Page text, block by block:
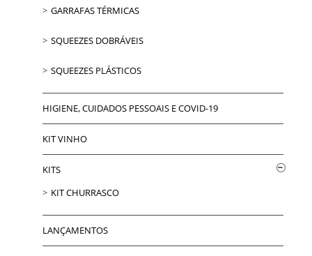
GARRAFAS TÉRMICAS
SQUEEZES DOBRÁVEIS
SQUEEZES PLÁSTICOS
HIGIENE, CUIDADOS PESSOAIS E COVID-19
KIT VINHO
KITS
KIT CHURRASCO
LANÇAMENTOS